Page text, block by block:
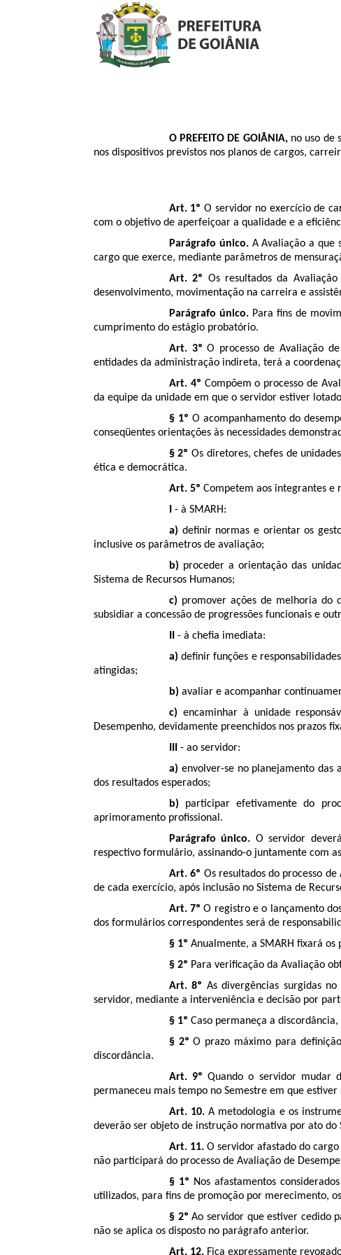
O PREFEITO DE GOIÂNIA,no uso de
nos dispositivos previstos nos planos de cargos,
Art. 1º O servidor no exercício de
com o objetivo de aperfeiçoar a qualidade e a
Parágrafo único.A Avaliação a que
cargo que exerce, mediante parâmetros de
Art. 2º Os resultados da
desenvolvimento, movimentação na carreira e
Parágrafo único.Para fins de
cumprimento do estágio probatório.
Art. 3º O processo de Avaliação
entidades da administração indireta, terá a
Art. 4º Compõem o processo de
da equipe da unidade em que o servidor estiver
§ 1º O acompanhamento do
conseqüentes orientações às necessidades
§ 2º Os diretores, chefes de
ética e democrática.
Art. 5º Competem aos integrantes e
- à SMARH:
a) definir normas e orientar os
inclusive os parâmetros de avaliação;
b) proceder a orientação das
Sistema de Recursos Humanos;
c) promover ações de melhoria do
subsidiar a concessão de progressões funcionais e
- à chefia imediata:
a) definir funções e
atingidas;
b) avaliar e acompanhar
c) encaminhar à unidade
Desempenho, devidamente preenchidos nos prazos
- ao servidor:
a) envolver-se no planejamento das
dos resultados esperados;
b) participar efetivamente do
aprimoramento profissional.
Parágrafo único. O servidor
respectivo formulário, assinando-o juntamente com
Art. 6º Os resultados do processo
de cada exercício, após inclusão no Sistema de
Art. 7º O registro e o lançamento
dos formulários correspondentes será de
§ 1º Anualmente, a SMARH fixará os
§ 2º Para verificação da Avaliação
Art. 8º As divergências surgidas
servidor, mediante a interveniência e decisão por
§ 1º Caso permaneça a
§ 2º O prazo máximo para
discordância.
Art. 9º Quando o servidor mudar
permaneceu mais tempo no Semestre em que estiver
Art. 10. A metodologia e os
deverão ser objeto de instrução normativa por ato
Art. 11.O servidor afastado do cargo
não participará do processo de Avaliação de
§ 1º Nos afastamentos
utilizados, para fins de promoção por merecimento,
§ 2º Ao servidor que estiver cedido
não se aplica os disposto no parágrafo anterior.
Art. 12.Fica expressamente